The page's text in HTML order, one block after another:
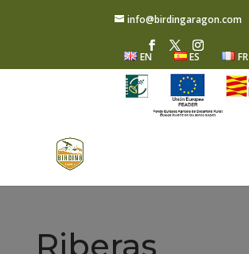
info@birdingaragon.com
EN ES FR
Riberas